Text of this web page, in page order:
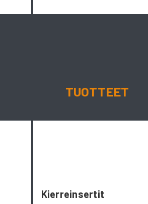
TUOTTEET
Kierreinsertit